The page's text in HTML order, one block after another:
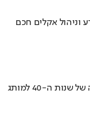
וניהול אקלים חכם
איך אסם הפכה את תקופת הצנע והמחסור הקשה של שנות ה-40 למותג